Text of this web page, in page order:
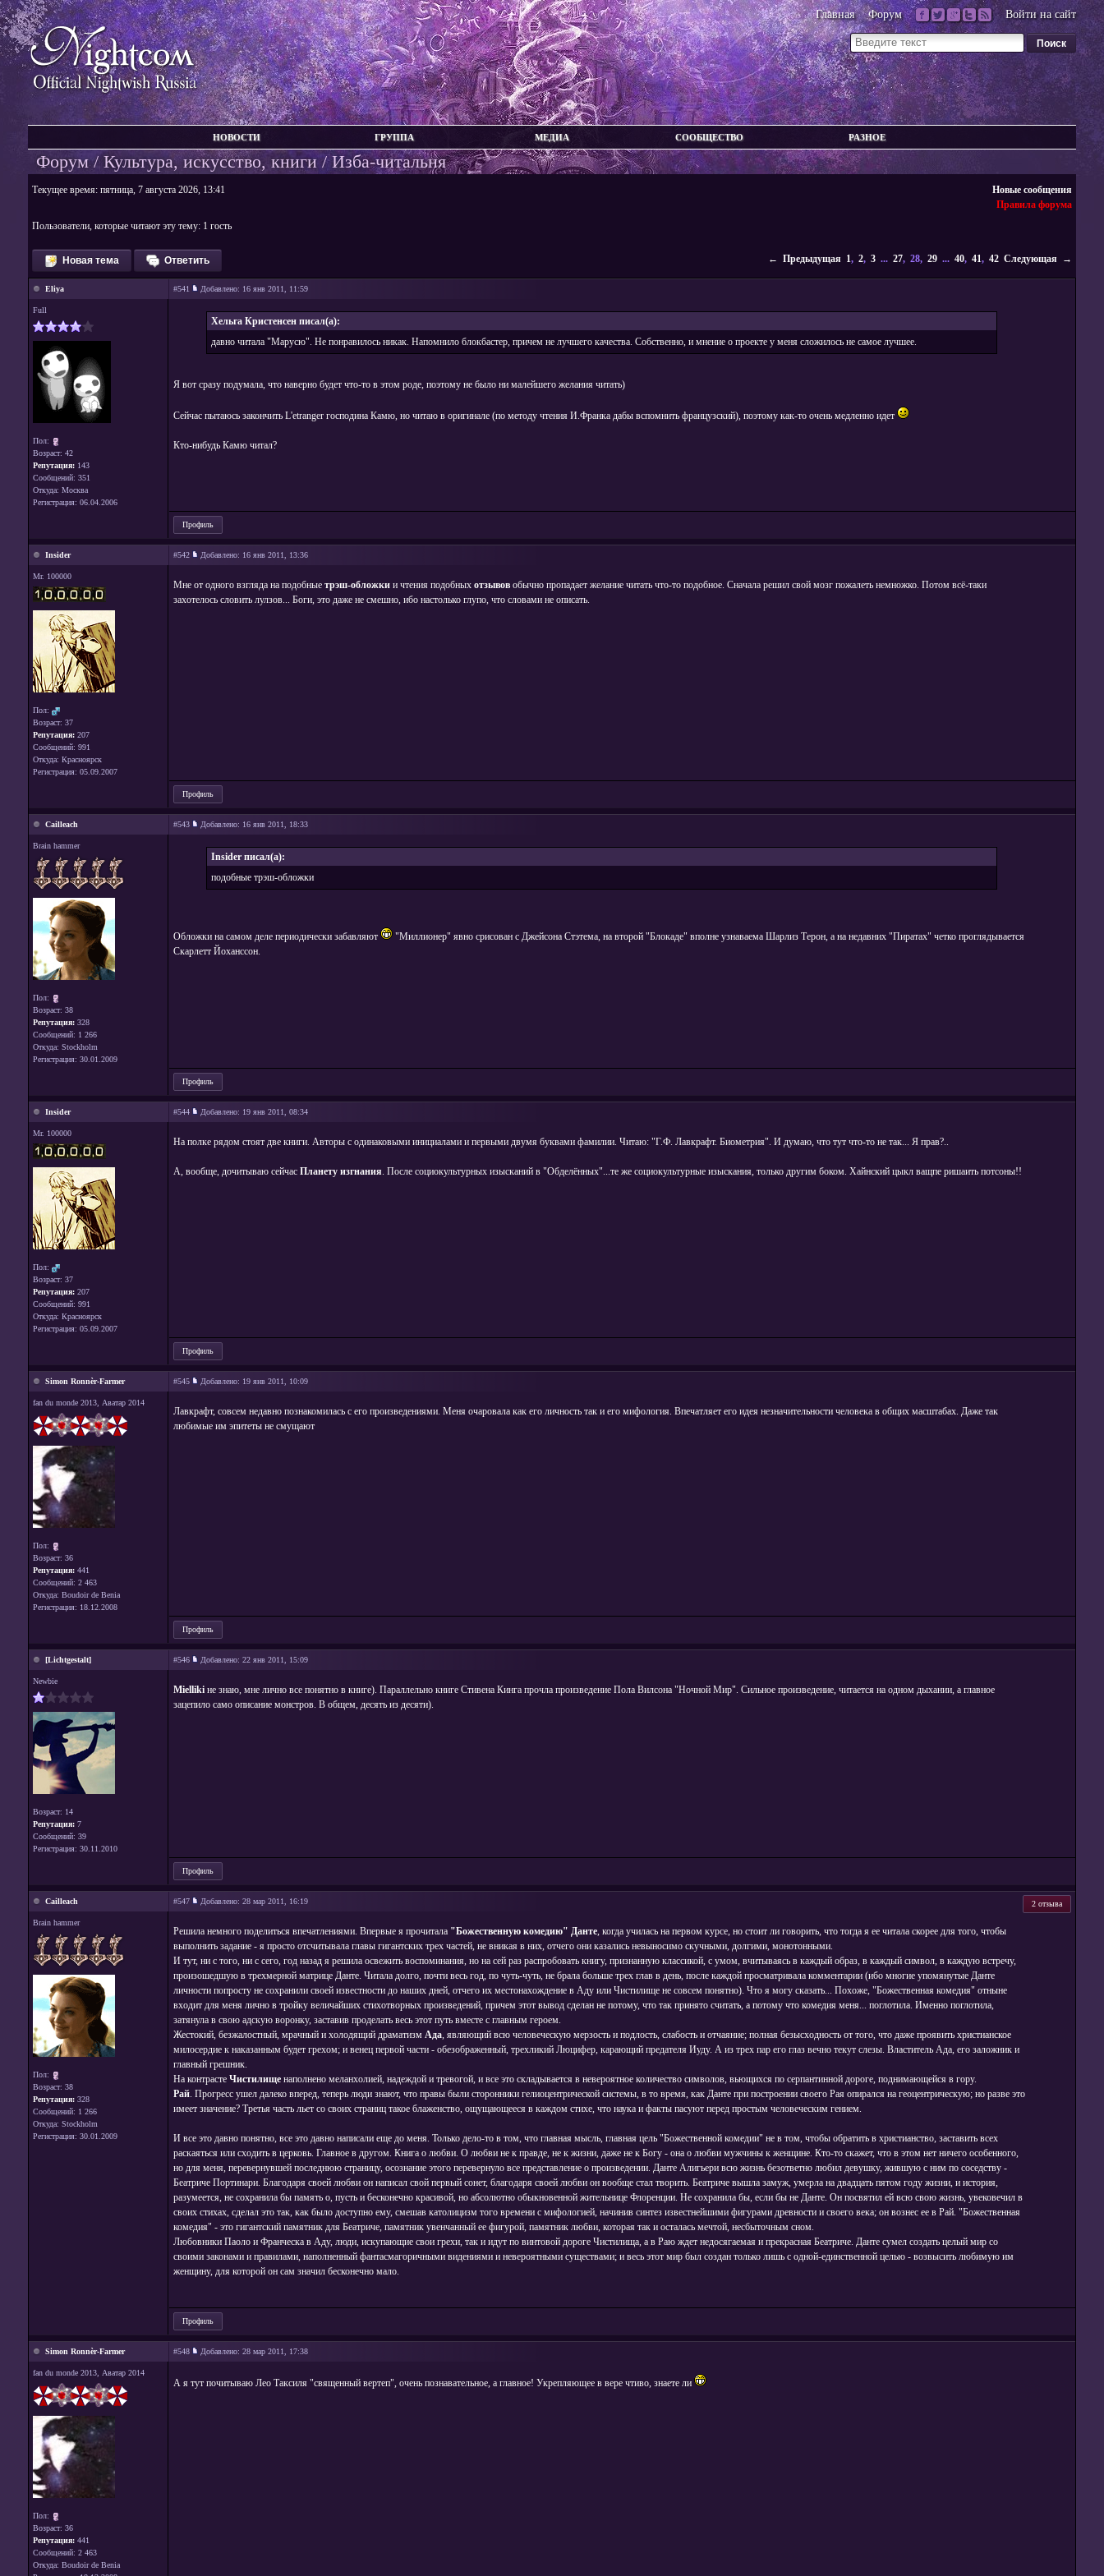
Главная Форум Войти на сайт
НОВОСТИ ГРУППА МЕДИА СООБЩЕСТВО РАЗНОЕ
Форум/Культура, искусство, книги/ Изба-читальня
Текущее время: пятница, 7 августа 2026, 13:41
Новые сообщения
Правила форума
Пользователи, которые читают эту тему: 1 гость
← Предыдущая 1,2,3 ...27, 28,29 ...40,41,42 Следующая →
Новая тема Ответить
Eliya
Full
Пол:
Возраст: 42
Репутация: 143
Сообщений: 351
Откуда: Москва
Регистрация: 06.04.2006
#541 Добавлено: 16 янв 2011, 11:59
Хельга Кристенсен писал(а):
давно читала "Марусю". Не понравилось никак. Напомнило блокбастер, причем не лучшего качества. Собственно, и мнение о проекте у меня сложилось не самое лучшее.
Я вот сразу подумала, что наверно будет что-то в этом роде, поэтому не было ни малейшего желания читать)
Сейчас пытаюсь закончить L'etranger господина Камю, но читаю в оригинале (по методу чтения И.Франка дабы вспомнить французский), поэтому как-то очень медленно идет
Кто-нибудь Камю читал?
Профиль
Insider
Mr. 100000
Пол:
Возраст: 37
Репутация: 207
Сообщений: 991
Откуда: Красноярск
Регистрация: 05.09.2007
#542 Добавлено: 16 янв 2011, 13:36
Мне от одного взгляда на подобные трэш-обложкии чтения подобных отзывовобычно пропадает желание читать что-то подобное. Сначала решил свой мозг пожалеть немножко. Потом всё-таки
захотелось словить лулзов... Боги, это даже не смешно, ибо настолько глупо, что словами не описать.
Профиль
Cailleach
Brain hammer
Пол:
Возраст: 38
Репутация: 328
Сообщений: 1 266
Откуда: Stockholm
Регистрация: 30.01.2009
#543 Добавлено: 16 янв 2011, 18:33
Insider писал(а):
подобные трэш-обложки
Обложки на самом деле периодически забавляют
"Миллионер" явно срисован с Джейсона Стэтема, на второй "Блокаде" вполне узнаваема Шарлиз Терон, а на недавних "Пиратах" четко проглядывается
Скарлетт Йоханссон.
Профиль
Insider
Mr. 100000
Пол:
Возраст: 37
Репутация: 207
Сообщений: 991
Откуда: Красноярск
Регистрация: 05.09.2007
#544 Добавлено: 19 янв 2011, 08:34
На полке рядом стоят две книги. Авторы с одинаковыми инициалами и первыми двумя буквами фамилии. Читаю: "Г.Ф. Лавкрафт. Биометрия". И думаю, что тут что-то не так... Я прав?..
А, вообще, дочитываю сейчас Планету изгнания. После социокультурных изысканий в "Обделённых"...те же социокультурные изыскания, только другим боком. Хайнский цыкл ващпе ришаить потсоны!!
Профиль
Simon Ronnèr-Farmer
fan du monde 2013, Аватар 2014
Пол:
Возраст: 36
Репутация: 441
Сообщений: 2 463
Откуда: Boudoir de Benia
Регистрация: 18.12.2008
#545 Добавлено: 19 янв 2011, 10:09
Лавкрафт, совсем недавно познакомилась с его произведениями. Меня очаровала как его личность так и его мифология. Впечатляет его идея незначительности человека в общих масштабах. Даже так
любимые им эпитеты не смущают
Профиль
[Lichtgestalt]
Newbie
Возраст: 14
Репутация: 7
Сообщений: 39
Регистрация: 30.11.2010
#546 Добавлено: 22 янв 2011, 15:09
Miellikiне знаю, мне лично все понятно в книге). Параллельно книге Стивена Кинга прочла произведение Пола Вилсона "Ночной Мир". Сильное произведение, читается на одном дыхании, а главное
зацепило само описание монстров. В общем, десять из десяти).
Профиль
Cailleach
Brain hammer
Пол:
Возраст: 38
Репутация: 328
Сообщений: 1 266
Откуда: Stockholm
Регистрация: 30.01.2009
2 отзыва
#547 Добавлено: 28 мар 2011, 16:19
Решила немного поделиться впечатлениями. Впервые я прочитала "Божественную комедию" Данте, когда училась на первом курсе, но стоит ли говорить, что тогда я ее читала скорее для того, чтобы
выполнить задание - я просто отсчитывала главы гигантских трех частей, не вникая в них, отчего они казались невыносимо скучными, долгими, монотонными.
И тут, ни с того, ни с сего, год назад я решила освежить воспоминания, но на сей раз распробовать книгу, признанную классикой, с умом, вчитываясь в каждый образ, в каждый символ, в каждую встречу,
произошедшую в трехмерной матрице Данте. Читала долго, почти весь год, по чуть-чуть, не брала больше трех глав в день, после каждой просматривала комментарии (ибо многие упомянутые Данте
личности попросту не сохранили своей известности до наших дней, отчего их местонахождение в Аду или Чистилище не совсем понятно). Что я могу сказать... Похоже, "Божественная комедия" отныне
входит для меня лично в тройку величайших стихотворных произведений, причем этот вывод сделан не потому, что так принято считать, а потому что комедия меня... поглотила. Именно поглотила,
затянула в свою адскую воронку, заставив проделать весь этот путь вместе с главным героем.
Жестокий, безжалостный, мрачный и холодящий драматизм Ада, являющий всю человеческую мерзость и подлость, слабость и отчаяние; полная безысходность от того, что даже проявить христианское
милосердие к наказанным будет грехом; и венец первой части - обезображенный, трехликий Люцифер, карающий предателя Иуду. А из трех пар его глаз вечно текут слезы. Властитель Ада, его заложник и
главный грешник.
На контрасте Чистилищенаполнено меланхолией, надеждой и тревогой, и все это складывается в невероятное количество символов, вьющихся по серпантинной дороге, поднимающейся в гору.
Рай. Прогресс ушел далеко вперед, теперь люди знают, что правы были сторонники гелиоцентрической системы, в то время, как Данте при построении своего Рая опирался на геоцентрическую; но разве это
имеет значение? Третья часть льет со своих страниц такое блаженство, ощущающееся в каждом стихе, что наука и факты пасуют перед простым человеческим гением.
И все это давно понятно, все это давно написали еще до меня. Только дело-то в том, что главная мысль, главная цель "Божественной комедии" не в том, чтобы обратить в христианство, заставить всех
раскаяться или сходить в церковь. Главное в другом. Книга о любви. О любви не к правде, не к жизни, даже не к Богу - она о любви мужчины к женщине. Кто-то скажет, что в этом нет ничего особенного,
но для меня, перевернувшей последнюю страницу, осознание этого перевернуло все представление о произведении. Данте Алигьери всю жизнь безответно любил девушку, жившую с ним по соседству -
Беатриче Портинари. Благодаря своей любви он написал свой первый сонет, благодаря своей любви он вообще стал творить. Беатриче вышла замуж, умерла на двадцать пятом году жизни, и история,
разумеется, не сохранила бы память о, пусть и бесконечно красивой, но абсолютно обыкновенной жительнице Флоренции. Не сохранила бы, если бы не Данте. Он посвятил ей всю свою жизнь, увековечил в
своих стихах, сделал это так, как было доступно ему, смешав католицизм того времени с мифологией, начинив синтез известнейшими фигурами древности и своего века; он вознес ее в Рай. "Божественная
комедия" - это гигантский памятник для Беатриче, памятник увенчанный ее фигурой, памятник любви, которая так и осталась мечтой, несбыточным сном.
Любовники Паоло и Франческа в Аду, люди, искупающие свои грехи, так и идут по винтовой дороге Чистилища, а в Раю ждет недосягаемая и прекрасная Беатриче. Данте сумел создать целый мир со
своими законами и правилами, наполненный фантасмагоричными видениями и невероятными существами; и весь этот мир был создан только лишь с одной-единственной целью - возвысить любимую им
женщину, для которой он сам значил бесконечно мало.
Профиль
Simon Ronnèr-Farmer
fan du monde 2013, Аватар 2014
Пол:
Возраст: 36
Репутация: 441
Сообщений: 2 463
Откуда: Boudoir de Benia
#548 Добавлено: 28 мар 2011, 17:38
А я тут почитываю Лео Таксиля "священный вертеп", очень познавательное, а главное! Укрепляющее в вере чтиво, знаете ли